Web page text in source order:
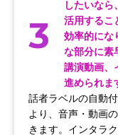
3
したいな
活用するこ
効率的にな
な部分に素
講演動画、
進められま
話者ラベルの自動
より、音声・動画
きます。インタラ